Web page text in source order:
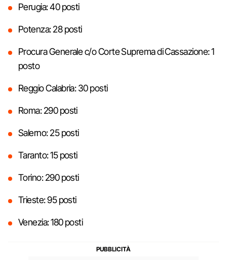
Perugia: 40 posti
Potenza: 28 posti
Procura Generale c/o Corte Suprema di Cassazione: 1
posto
Reggio Calabria: 30 posti
Roma: 290 posti
Salerno: 25 posti
Taranto: 15 posti
Torino: 290 posti
Trieste: 95 posti
Venezia: 180 posti